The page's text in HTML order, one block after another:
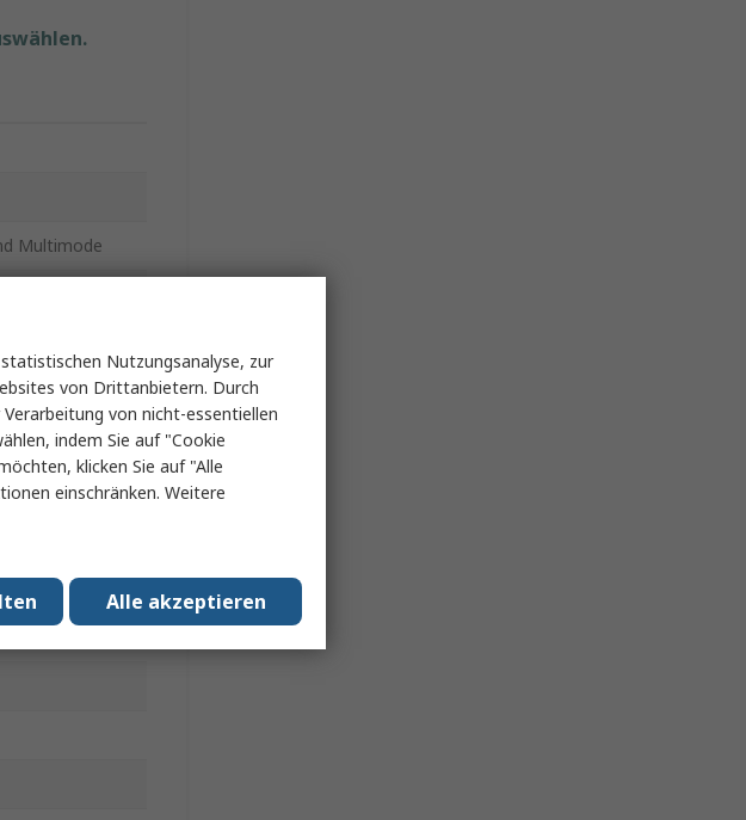
Multimode
Nutzungsanalyse, zur
von Drittanbietern. Durch
von nicht-essentiellen
indem Sie auf "Cookie
klicken Sie auf "Alle
einschränken. Weitere
Alle akzeptieren